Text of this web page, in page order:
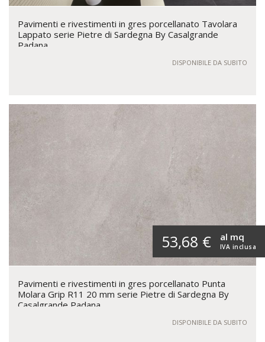
Pavimenti e rivestimenti in gres porcellanato Tavolara
Lappato serie Pietre di Sardegna By Casalgrande
Padana
DISPONIBILE DA SUBITO
53,68 € IVA inclusa
al mq
Pavimenti e rivestimenti in gres porcellanato Punta
Molara Grip R11 20 mm serie Pietre di Sardegna By
Casalgrande Padana
DISPONIBILE DA SUBITO